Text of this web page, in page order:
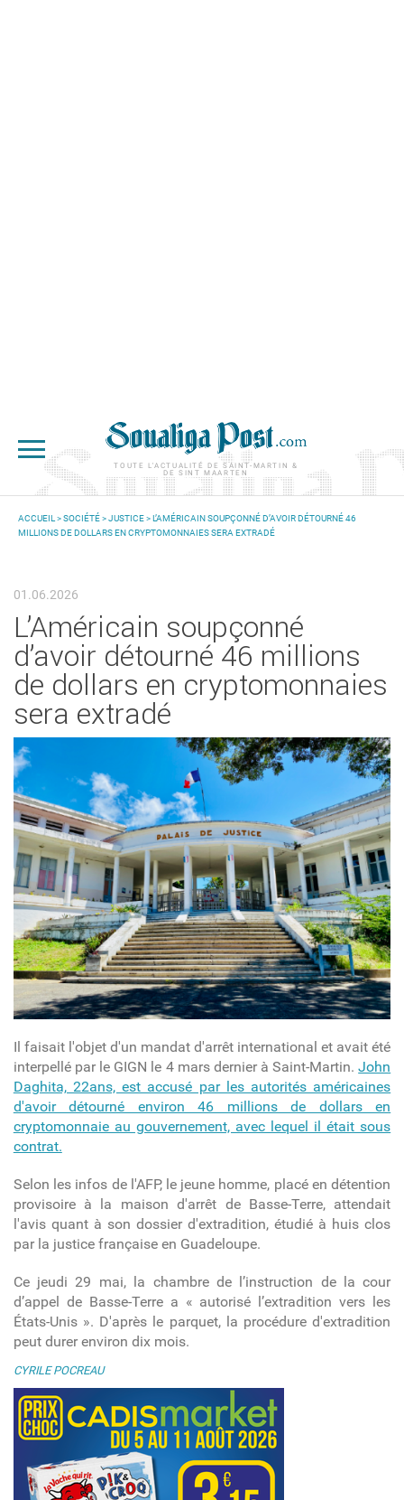
TOUTE L'ACTUALITÉ DE SAINT-MARTIN &
DE SINT MAARTEN
VOUS ÊTES ICI
ACCUEIL >SOCIÉTÉ>JUSTICE> L’AMÉRICAIN SOUPÇONNÉ D’AVOIR DÉTOURNÉ 46
MILLIONS DE DOLLARS EN CRYPTOMONNAIES SERA EXTRADÉ
01.06.2026
L’Américain soupçonné
d’avoir détourné 46 millions
de dollars en cryptomonnaies
sera extradé
Il faisait l'objet d'un mandat d'arrêt international et avait été
interpellé par le GIGN le 4 mars dernier à Saint-Martin.John
Daghita, 22ans, est accusé par les autorités américaines
d'avoir détourné environ 46 millions de dollars en
cryptomonnaie au gouvernement, avec lequel il était sous
contrat.
Selon les infos de l'AFP, le jeune homme, placé en détention
provisoire à la maison d'arrêt de Basse-Terre, attendait
l'avis quant à son dossier d'extradition, étudié à huis clos
par la justice française en Guadeloupe.
Ce jeudi 29 mai, la chambre de l’instruction de la cour
d’appel de Basse-Terre a « autorisé l’extradition vers les
États-Unis ». D'après le parquet, la procédure d'extradition
peut durer environ dix mois.
CYRILE POCREAU